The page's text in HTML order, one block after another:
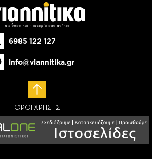
6985 122 127
info@viannitika.gr
ΟΡΟΙ ΧΡΗΣΗΣ